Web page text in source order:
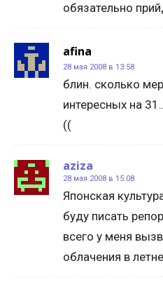
обязательно
afina
28 мая 2008 в 13:58
блин. сколько
интересных на
((
aziza
28 мая 2008 в 15:08
Японская
буду писать
всего у меня
облачения в